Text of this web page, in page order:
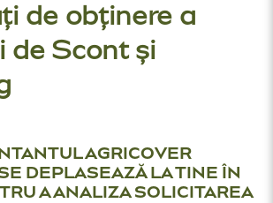
de obținere a
de Scont și
AGRICOVER
DEPLASEAZĂ LA TINE ÎN
A ANALIZA SOLICITAREA